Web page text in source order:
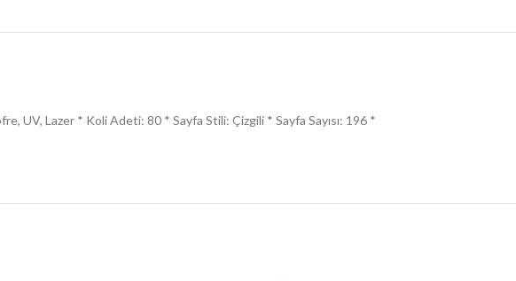
UV, Lazer * Koli Adeti: 80 * Sayfa Stili: Çizgili * Sayfa Sayısı: 196 *